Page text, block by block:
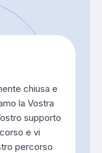
chiusa e
la Vostra
supporto
e vi
percorso